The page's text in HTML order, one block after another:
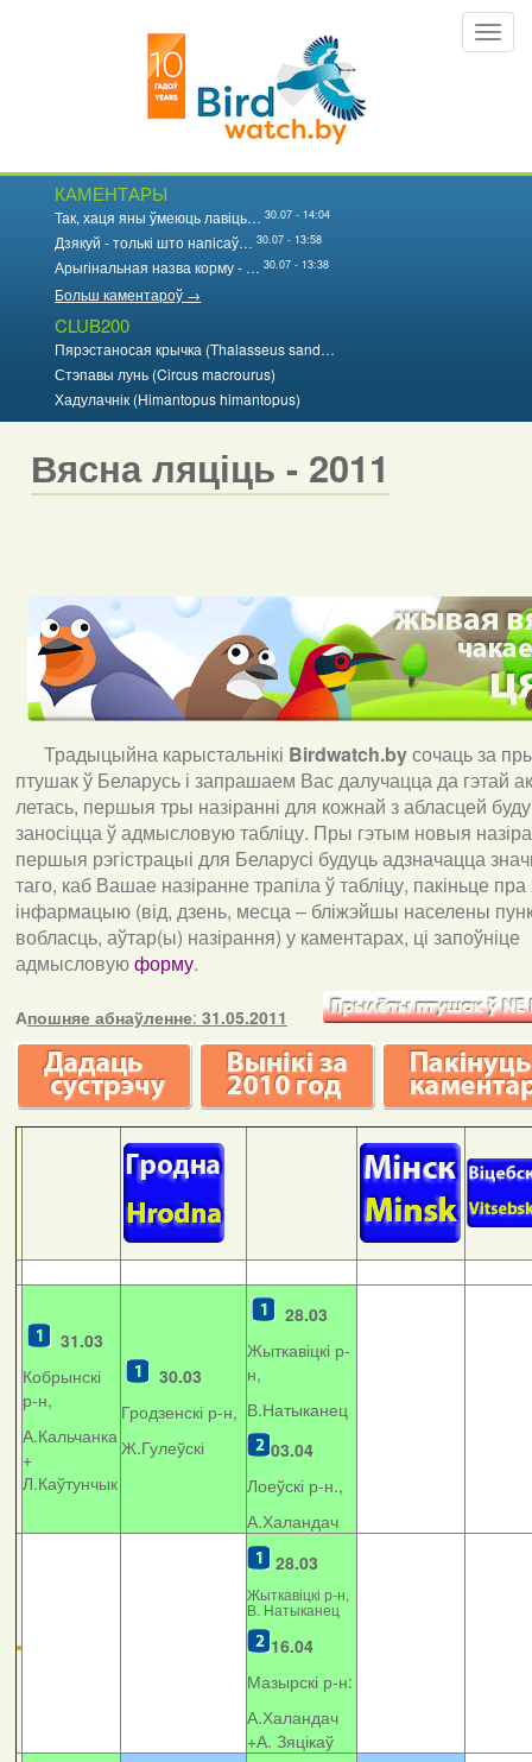
КАМЕНТАРЫ
Так, хаця яны ўмеюць лавіць… 30.07 - 14:04
Дзякуй - толькі што напісаў… 30.07 - 13:58
Арыгінальная назва корму - … 30.07 - 13:38
Больш каментароў →
CLUB200
Пярэстаносая крычка (Thalasseus sand…
Стэпавы лунь (Circus macrourus)
Хадулачнік (Himantopus himantopus)
Вясна ляціць - 2011
Традыцыйна карыстальнікі Birdwatch.byсочаць за
птушак ў Беларусь і запрашаем Вас далучацца да гэтай
летась, першыя тры назіранні для кожнай з абласцей
заносіцца ў адмысловую табліцу. Пры гэтым новыя
першыя рэгістрацыі для Беларусі будуць адзначацца
таго, каб Вашае назіранне трапіла ў табліцу, пакіньце пра
інфармацыю (від, дзень, месца – бліжэйшы населены
вобласць, аўтар(ы) назірання) у каментарах, ці запоўніце
адмысловуюформу.
Апошняе абнаўленне: 31.05.2011
31.03
Кобрынскі
р-н,
А.Кальчанка
+
Л.Каўтунчык
30.03
Гродзенскі р-н,
Ж.Гулеўскі
28.03
Жыткавіцкі р-
н,
В.Натыканец
03.04
Лоеўскі р-н.,
А.Халандач
28.03
Жыткавіцкі р-н,
В. Натыканец
16.04
Мазырскі р-н:
А.Халандач
+А. Зяцікаў